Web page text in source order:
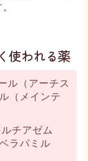
使われる薬
ル（アーチス
（メインテ
チアゼム
ラパミル